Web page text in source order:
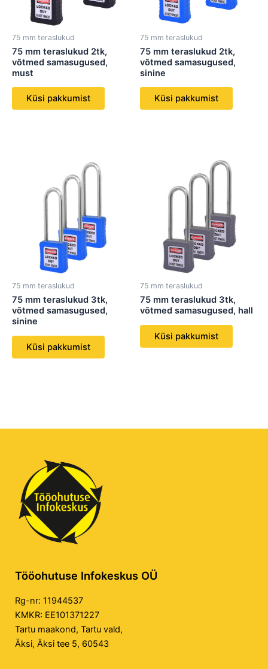
75 mm teraslukud
75 mm teraslukud 2tk,
võtmed samasugused,
must
Küsi pakkumist
75 mm teraslukud
75 mm teraslukud 2tk,
võtmed samasugused,
sinine
Küsi pakkumist
75 mm teraslukud
75 mm teraslukud 3tk,
võtmed samasugused,
sinine
Küsi pakkumist
75 mm teraslukud
75 mm teraslukud 3tk,
võtmed samasugused, hall
Küsi pakkumist
Tööohutuse Infokeskus OÜ
Rg-nr: 11944537
KMKR: EE101371227
Tartu maakond, Tartu vald,
Äksi, Äksi tee 5, 60543